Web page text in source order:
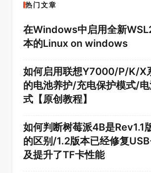
热门文章
在Windows中启用全新
本的Linux on windows
如何启用联想Y7000/P/K/X
的电池养护/充电保护模式/
式【原创教程】
如何判断树莓派4B是Rev1.1
的区别/1.2版本已经修复
及提升了TF卡性能